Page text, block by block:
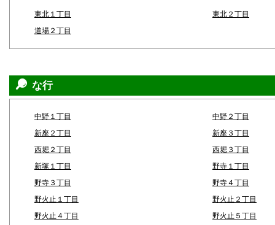
東北１丁目
東北２丁目
道場２丁目
な行
中野１丁目
中野２丁目
新座２丁目
新座３丁目
西堀２丁目
西堀３丁目
新塚１丁目
野寺１丁目
野寺３丁目
野寺４丁目
野火止１丁目
野火止２丁目
野火止４丁目
野火止５丁目